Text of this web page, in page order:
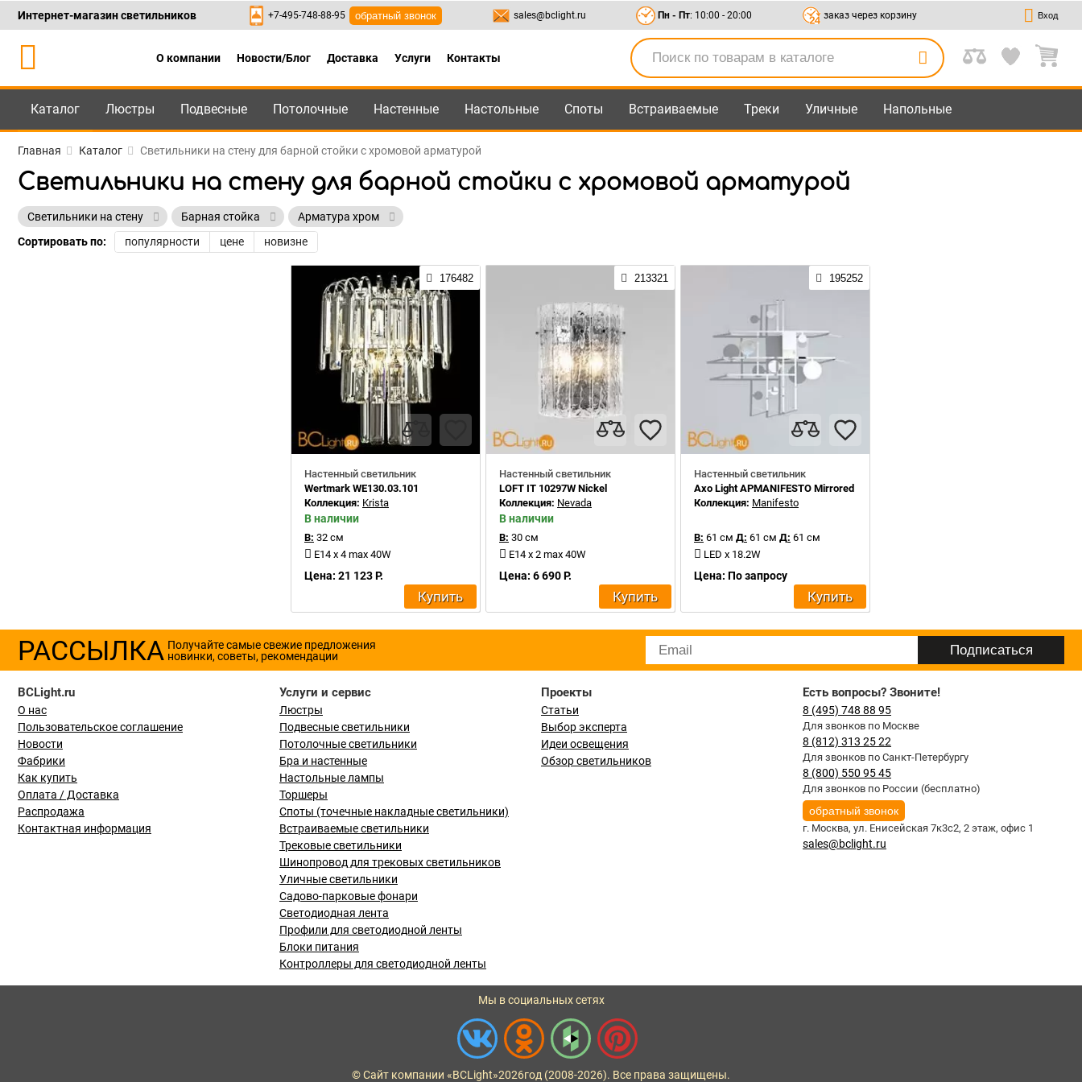
Каталог +7-495-748-88-95 ,8-800-550-95-45 sales@bclight.ru
Интернет-магазин светильников +7-495-748-88-95 обратный звонок sales@bclight.ru Пн - Пт: 10:00 - 20:00 заказ через корзину Вход
О компании Новости/Блог Доставка Услуги Контакты
Каталог Люстры Подвесные Потолочные Настенные Настольные Споты Встраиваемые Треки Уличные Напольные
Главная Каталог Светильники на стену для барной стойки с хромовой арматурой
Светильники на стену для барной стойки с хромовой арматурой
Светильники на стену Барная стойка
Арматура хром
Сортировать по:
популярности цене новизне
176482
Настенный светильник
Wertmark WE130.03.101
Коллекция: Krista
В наличии
В: 32 см
E14 x 4 max 40W
Цена: 21 123 Р.
Купить
213321
Настенный светильник
LOFT IT 10297W Nickel
Коллекция: Nevada
В наличии
В: 30 см
E14 x 2 max 40W
Цена: 6 690 Р.
Купить
195252
Настенный светильник
Axo Light APMANIFESTO Mirrored steel
Коллекция: Manifesto
В: 61 см Д: 61 см Д: 61 см
LED x 18.2W
Цена: По запросу
Купить
РАССЫЛКА Получайте самые свежие предложения
новинки, советы, рекомендации
BCLight.ru
О нас
Пользовательское соглашение
Новости
Фабрики
Как купить
Оплата / Доставка
Распродажа
Контактная информация
Услуги и сервис
Люстры
Подвесные светильники
Потолочные светильники
Бра и настенные
Настольные лампы
Торшеры
Споты (точечные накладные светильники)
Встраиваемые светильники
Трековые светильники
Шинопровод для трековых светильников
Уличные светильники
Садово-парковые фонари
Светодиодная лента
Профили для светодиодной ленты
Блоки питания
Контроллеры для светодиодной ленты
Проекты
Статьи
Выбор эксперта
Идеи освещения
Обзор светильников
Есть вопросы? Звоните!
8 (495) 748 88 95
Для звонков по Москве
8 (812) 313 25 22
Для звонков по Санкт-Петербургу
8 (800) 550 95 45
Для звонков по России (бесплатно)
обратный звонок
г. Москва, ул. Енисейская 7к3с2, 2 этаж, офис 1
sales@bclight.ru
Мы в социальных сетях
© Сайт компании «BCLight»2026год (2008-2026). Все права защищены.